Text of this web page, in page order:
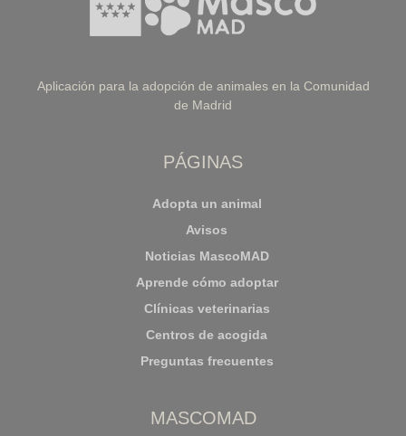
Aplicación para la adopción de animales en la Comunidad
de Madrid
PÁGINAS
Adopta un animal
Avisos
Noticias MascoMAD
Aprende cómo adoptar
Clínicas veterinarias
Centros de acogida
Preguntas frecuentes
MASCOMAD